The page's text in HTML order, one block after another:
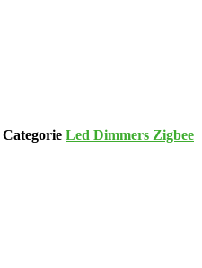
Categorie Led Dimmers Zigbee